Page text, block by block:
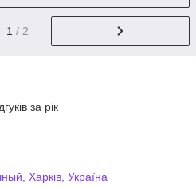
1 / 2
за рік
Харків, Україна